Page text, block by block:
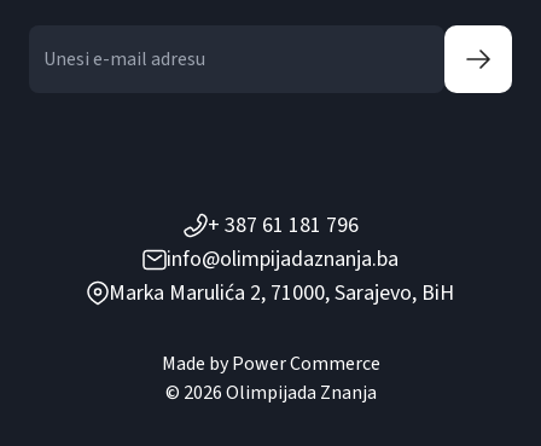
+ 387 61 181 796
info@olimpijadaznanja.ba
Marka Marulića 2, 71000, Sarajevo, BiH
Made byPower Commerce
© 2026 Olimpijada Znanja